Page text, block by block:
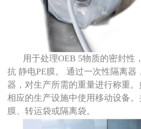
用于处理OEB 5物质的密封性
抗 静电PE膜。 通过一次性隔离器
器，对生产所需的重量进行称重
相应的生产设施中使用移动设备。
膜、转运袋或隔离袋。